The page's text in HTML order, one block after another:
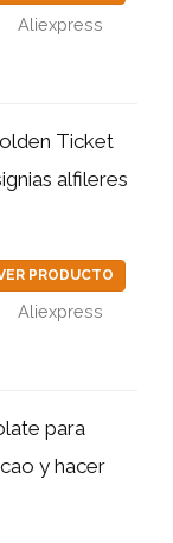
Aliexpress
Ticket
alfileres
PRODUCTO
Aliexpress
para
y hacer